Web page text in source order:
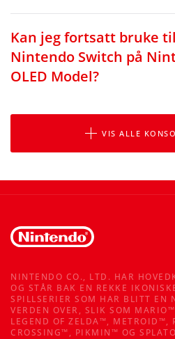
Kan jeg fortsatt bruke
Nintendo Switch på
OLED Model?
VIS ALLE
NINTENDO CO., LTD. HAR
OG STÅR BAK EN REKKE
SPILLSERIER SOM HAR BLITT EN
VERDEN OVER, SLIK SOM
LEGEND OF ZELDA™, METROID™,
CROSSING™, PIKMIN™ OG